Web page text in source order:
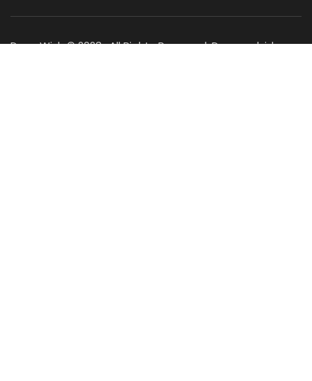
Dogs Wish © 2023 . All Rights Reserved. Desenvolvido por